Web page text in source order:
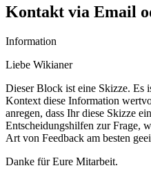
Kontakt via Email
Information
Liebe Wikianer
Dieser Block ist eine Skizze. Es
Kontext diese Information
anregen, dass Ihr diese Skizze
Entscheidungshilfen zur Frage,
Art von Feedback am besten
Danke für Eure Mitarbeit.